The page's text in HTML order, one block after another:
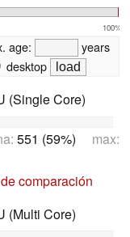
100%
age:
years
desktop
(Single Core)
551 (59%) max:
comparación
(Multi Core)